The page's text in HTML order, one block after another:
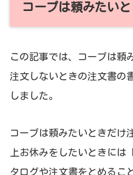
コープは頼みたい
この記事では、コープは頼
注文しないときの注文書の
しました。
コープは頼みたいときだけ
上お休みをしたいときには
タログや注文書をとめるこ